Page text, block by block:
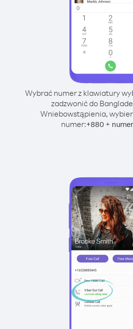
Wybrać numer z klawiatury
zadzwonić do
Wniebowstąpienia,
numer:+880 +